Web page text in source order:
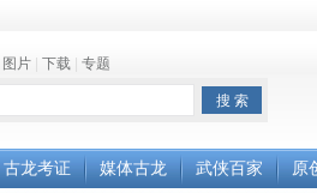
图片 下载 专题
古龙考证 媒体古龙 武侠百家 原